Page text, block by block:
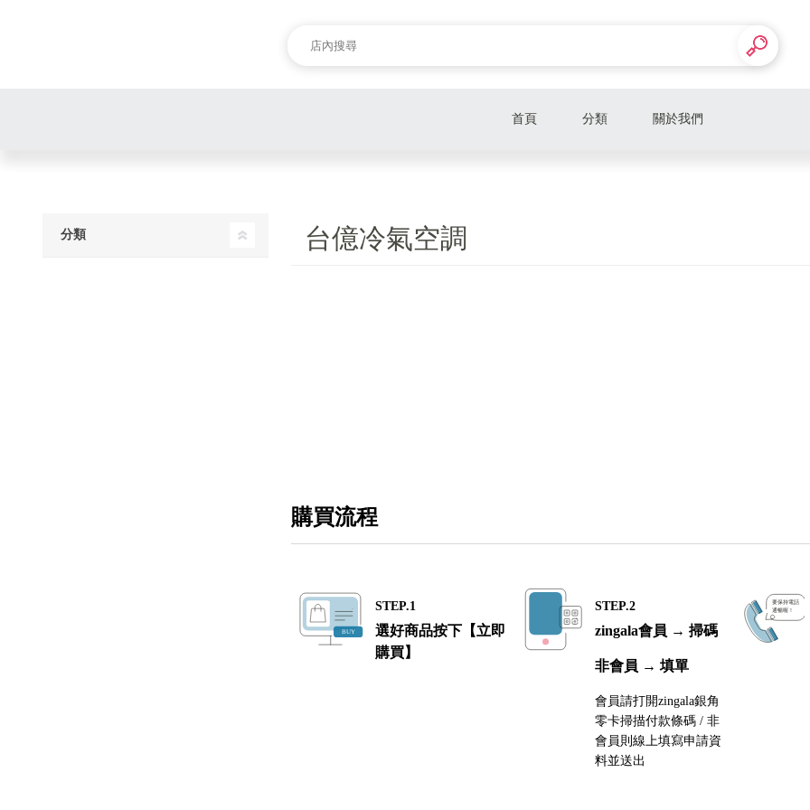
首頁 分類 關於我們
台億冷氣空調
購買流程
STEP.1
選好商品按下【立即
購買】
STEP.2
zingala會員 → 掃碼
非會員 → 填單
會員請打開zingala銀角
零卡掃描付款條碼 / 非
會員則線上填寫申請資
料並送出
分類